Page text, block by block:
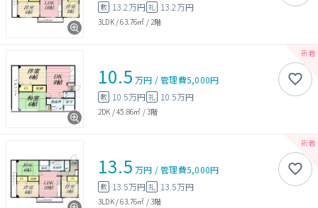
敷 13.2万円 礼 13.2万円
3LDK/63.76㎡ / 2階
10.5 万円 /管理費5,000円
敷 10.5万円 礼 10.5万円
2DK /45.86㎡ /3階
13.5 万円 /管理費5,000円
敷 13.5万円 礼 13.5万円
3LDK/63.76㎡ /3階